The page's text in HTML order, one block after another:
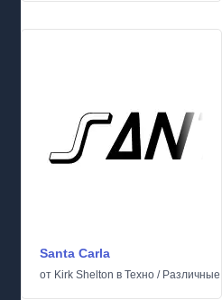
Santa Carla
от Kirk Shelton в Техно / Различные